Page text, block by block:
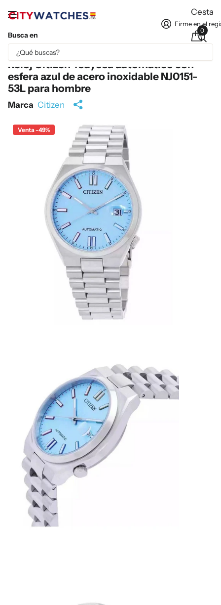
Busca en
Firme en el
Cesta
0
Parte del contenido se ha traducido automáticamente.
Reloj Citizen Tsuyosa automático con
esfera azul de acero inoxidable NJ0151-
53L para hombre
Marca Citizen
Venta -49%